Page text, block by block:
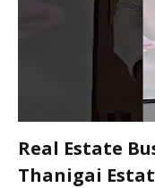
Real Estate
Thanigai